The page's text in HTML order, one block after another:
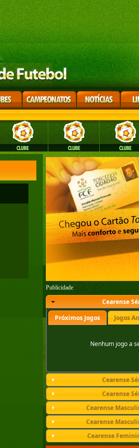
Publicidade
Cearense
Próximos Jogos
Jogos
Nenhum jogo a
Cearense
Cearense
Cearense
Cearense
Cearense